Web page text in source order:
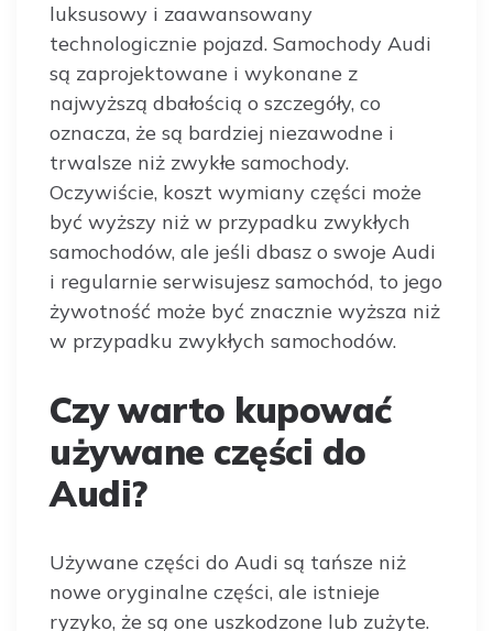
luksusowy i zaawansowany
technologicznie pojazd. Samochody Audi
są zaprojektowane i wykonane z
najwyższą dbałością o szczegóły, co
oznacza, że są bardziej niezawodne i
trwalsze niż zwykłe samochody.
Oczywiście, koszt wymiany części może
być wyższy niż w przypadku zwykłych
samochodów, ale jeśli dbasz o swoje Audi
i regularnie serwisujesz samochód, to jego
żywotność może być znacznie wyższa niż
w przypadku zwykłych samochodów.
Czy warto kupować
używane części do
Audi?
Używane części do Audi są tańsze niż
nowe oryginalne części, ale istnieje
ryzyko, że są one uszkodzone lub zużyte.